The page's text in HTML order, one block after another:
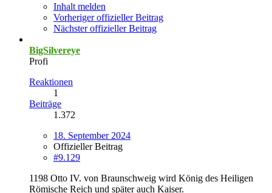
Inhalt melden
Vorheriger offizieller Beitrag
Nächster offizieller Beitrag
BigSilvereye
Profi
Reaktionen
1
Beiträge
1.372
18. September 2024
Offizieller Beitrag
#9.129
1198 Otto IV. von Braunschweig wird König des Heiligen
Römische Reich und später auch Kaiser.